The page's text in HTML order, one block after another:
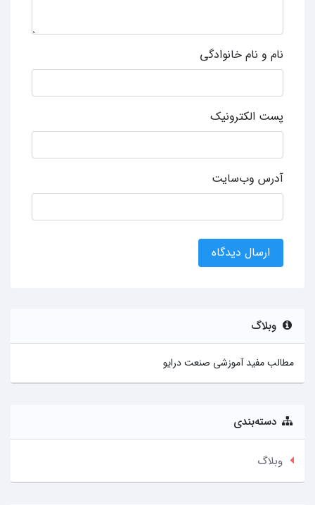
نام و نام خانوادگی
پست الکترونیک
آدرس وب‌سایت
ارسال دیدگاه
وبلاگ
مطالب مفید آموزشی صنعت درایو
دسته‌بندی
وبلاگ